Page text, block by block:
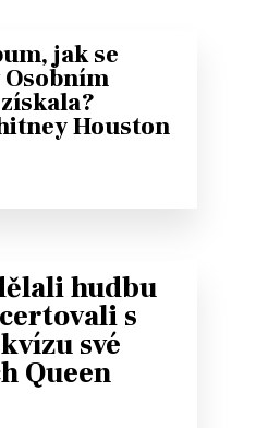
jak se
Houston
hudbu
s
své
Queen